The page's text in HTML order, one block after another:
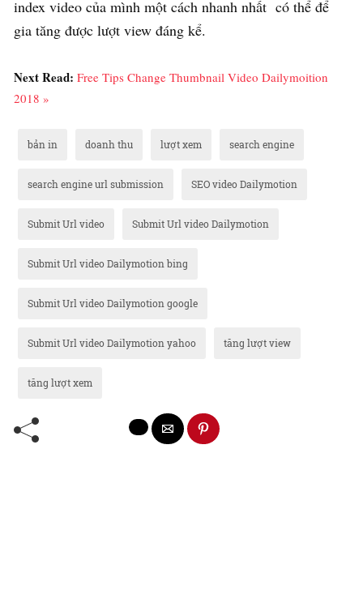
index video của mình một cách nhanh nhất có thể để
gia tăng được lượt view đáng kể.
Next Read: Free Tips Change Thumbnail Video Dailymoition
2018 »
bản in doanh thu lượt xem search engine
search engine url submission SEO video Dailymotion
Submit Url video Submit Url video Dailymotion
Submit Url video Dailymotion bing
Submit Url video Dailymotion google
Submit Url video Dailymotion yahoo tăng lượt view
tăng lượt xem